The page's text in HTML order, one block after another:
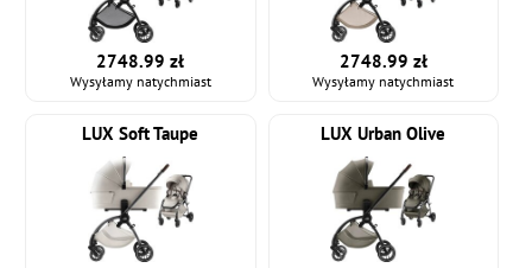
2748.99 zł
Wysyłamy natychmiast
2748.99 zł
Wysyłamy natychmiast
LUX Soft Taupe LUX Urban Olive